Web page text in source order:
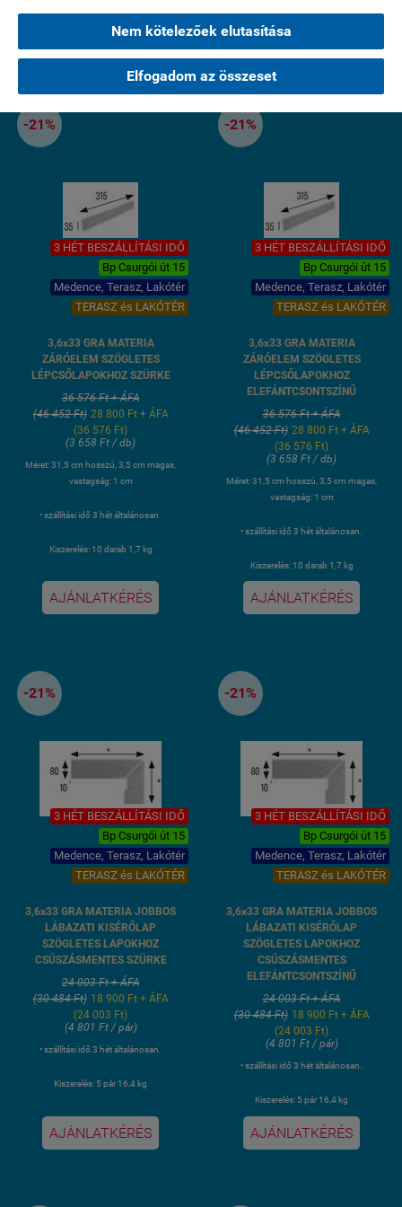
Nem kötelezőek elutasítása
Elfogadom az összeset
AJÁNLATKÉRÉS AJÁNLATKÉRÉS
-21%
3 HÉT BESZÁLLÍTÁSI IDŐ
Bp Csurgói út 15
Medence, Terasz, Lakótér
TERASZ és LAKÓTÉR
3,6x33 GRA MATERIA
ZÁRÓELEM SZÖGLETES
LÉPCSŐLAPOKHOZ SZÜRKE
36 576 Ft + ÁFA
(46 452 Ft) 28 800 Ft + ÁFA
(36 576 Ft)
(3 658 Ft / db)
Méret: 31,5 cm hosszú, 3,5 cm magas,
vastagság: 1 cm
• szállítási idő 3 hét általánosan.
Kiszerelés: 10 darab 1,7 kg
AJÁNLATKÉRÉS
-21%
3 HÉT BESZÁLLÍTÁSI IDŐ
Bp Csurgói út 15
Medence, Terasz, Lakótér
TERASZ és LAKÓTÉR
3,6x33 GRA MATERIA
ZÁRÓELEM SZÖGLETES
LÉPCSŐLAPOKHOZ
ELEFÁNTCSONTSZÍNŰ
36 576 Ft + ÁFA
(46 452 Ft) 28 800 Ft + ÁFA
(36 576 Ft)
(3 658 Ft / db)
Méret: 31,5 cm hosszú, 3,5 cm magas,
vastagság: 1 cm
• szállítási idő 3 hét általánosan.
Kiszerelés: 10 darab 1,7 kg
AJÁNLATKÉRÉS
-21%
3 HÉT BESZÁLLÍTÁSI IDŐ
Bp Csurgói út 15
Medence, Terasz, Lakótér
TERASZ és LAKÓTÉR
3,6x33 GRA MATERIA JOBBOS
LÁBAZATI KISÉRŐLAP
SZÖGLETES LAPOKHOZ
CSÚSZÁSMENTES SZÜRKE
24 003 Ft + ÁFA
(30 484 Ft) 18 900 Ft + ÁFA
(24 003 Ft)
(4 801 Ft / pár)
• szállítási idő 3 hét általánosan.
Kiszerelés: 5 pár 16,4 kg
AJÁNLATKÉRÉS
-21%
3 HÉT BESZÁLLÍTÁSI IDŐ
Bp Csurgói út 15
Medence, Terasz, Lakótér
TERASZ és LAKÓTÉR
3,6x33 GRA MATERIA JOBBOS
LÁBAZATI KISÉRŐLAP
SZÖGLETES LAPOKHOZ
CSÚSZÁSMENTES
ELEFÁNTCSONTSZÍNŰ
24 003 Ft + ÁFA
(30 484 Ft) 18 900 Ft + ÁFA
(24 003 Ft)
(4 801 Ft / pár)
• szállítási idő 3 hét általánosan.
Kiszerelés: 5 pár 16,4 kg
AJÁNLATKÉRÉS